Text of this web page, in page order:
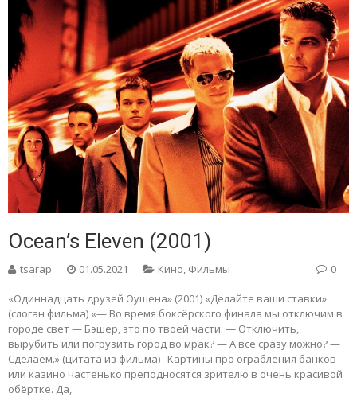
Ocean’s Eleven (2001)
tsarap 01.05.2021 Кино, Фильмы 0
«Одиннадцать друзей Оушена» (2001) «Делайте ваши ставки»
(слоган фильма) «— Во время боксёрского финала мы отключим в
городе свет — Бэшер, это по твоей части. — Отключить,
вырубить или погрузить город во мрак? — А всё сразу можно? —
Сделаем.» (цитата из фильма) Картины про ограбления банков
или казино частенько преподносятся зрителю в очень красивой
обёртке. Да,